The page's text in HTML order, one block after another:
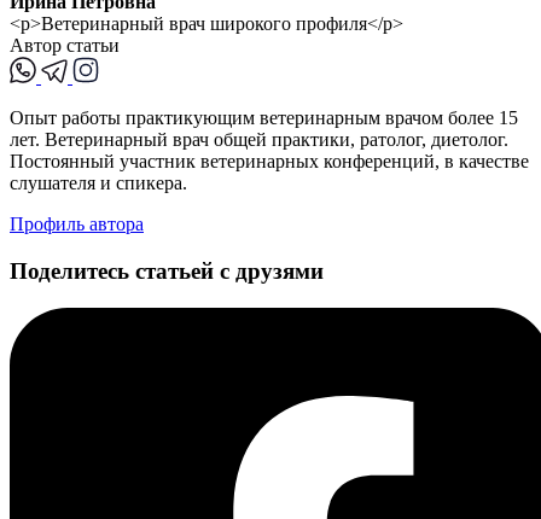
<p>Ветеринарный врач широкого профиля</p>
Автор статьи
Опыт работы практикующим ветеринарным врачом более 15
лет. Ветеринарный врач общей практики, ратолог, диетолог.
Постоянный участник ветеринарных конференций, в качестве
слушателя и спикера.
Профиль автора
Поделитесь статьей с друзями